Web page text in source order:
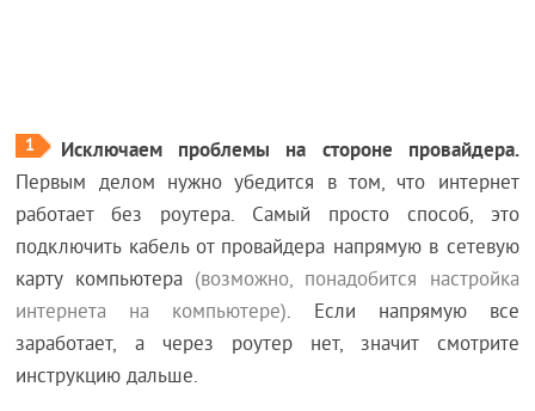
1
Исключаем проблемы на стороне провайдера.
Первым делом нужно убедится в том, что интернет
работает без роутера. Самый просто способ, это
подключить кабель от провайдера напрямую в сетевую
карту компьютера (возможно, понадобится настройка
интернета на компьютере). Если напрямую все
заработает, а через роутер нет, значит смотрите
инструкцию дальше.